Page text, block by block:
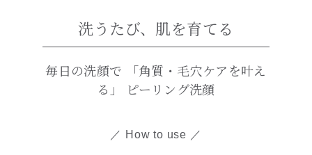
洗うたび、肌を育てる
毎日の洗顔で 「角質・毛穴ケアを叶え
る」 ピーリング洗顔
How to use